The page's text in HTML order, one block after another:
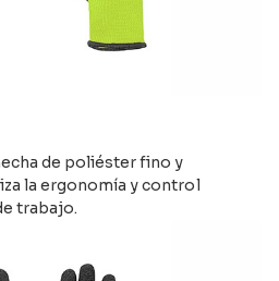
de poliéster fino y
la ergonomía y control
trabajo.